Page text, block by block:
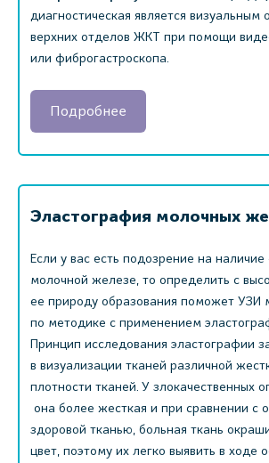
диагностическая является визуальным
верхних отделов ЖКТ при помощи
или фиброгастроскопа.
Подробнее
Эластография молочных
Если у вас есть подозрение на наличие
молочной железе, то определить с
ее природу образования поможет УЗИ
по методике с применением
Принцип исследования эластографии
в визуализации тканей различной
плотности тканей. У злокачественных
она более жесткая и при сравнении с
здоровой тканью, больная ткань
цвет, поэтому их легко выявить в ходе